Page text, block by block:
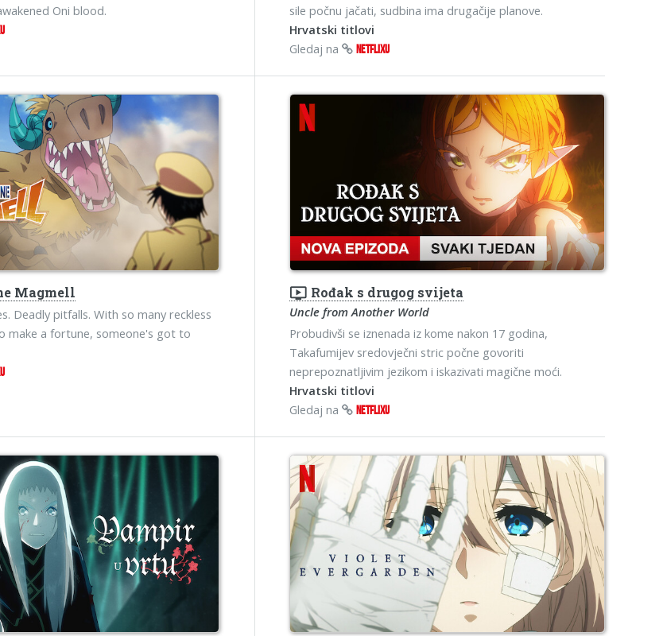
Oni blood.
sile počnu jačati, sudbina ima drugačije planove.
Hrvatski titlovi
Gledaj na
NETFLIXU
Magmell
Deadly pitfalls. With so many reckless
make a fortune, someone's got to
ondemand_video Rođak s drugog svijeta
Uncle from Another World
Probudivši se iznenada iz kome nakon 17 godina,
Takafumijev sredovječni stric počne govoriti
neprepoznatljivim jezikom i iskazivati magične moći.
Hrvatski titlovi
Gledaj na
NETFLIXU